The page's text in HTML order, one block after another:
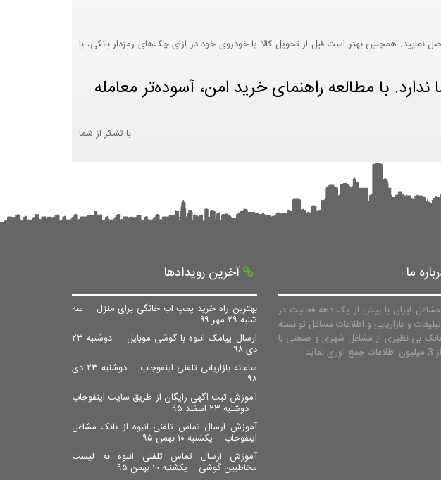
همچنین بهتر است قبل از تحویل کالا یا خودروی خود در ازای چک‌های رمزدار بانکی، با
با مطالعه راهنمای خرید امن، آسوده‌تر معامله
با تشکر از شما
ما
مشاغل ایران با بیش از یک دهه فعالیت در
و بازاریابی و اطلاعات مشاغل توانسته
بی نظیری از مشاغل شهری و صنعتی با
آخرین رویدادها
بهترین راه خرید پمپ اب خانگی برای منزل سه
شنبه ۲۹ مهر ۹۹
ارسال پیامک انبوه با گوشی موبایل
دوشنبه ۲۳
دی ۹۸
سامانه بازاریابی تلفنی اینفوجاب
دوشنبه ۲۳ دی
۹۸
آموزش ثبت اگهی رایگان از طریق سایت اینفوجاب
دوشنبه ۲۳ اسفند ۹۵
آموزش ارسال تماس تلفنی انبوه از بانک مشاغل
اینفوجاب یکشنبه ۱۰ بهمن ۹۵
آموزش ارسال تماس تلفنی انبوه به لیست
مخاطبین گوشی یکشنبه ۱۰ بهمن ۹۵